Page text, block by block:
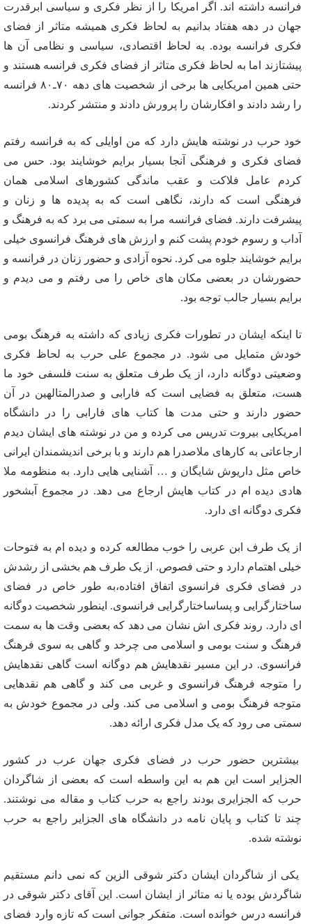
فرانسه داشته اند. اگر امریکا را از نظر فکری و سیاسی ابرقدرت
جهان در دهه هفتاد بدانیم به لحاظ فکری همیشه متاثر از فضای
فکری فرانسه بوده. به لحاظ اقتصادی، سیاسی و نظامی آن ها
پیشتازند اما به لحاظ فکری متاثر از فضای فکری فرانسه هستند و
حتی همین امریکایی ها برخی از شخصیت های دهه ۷۰ـ۸۰ فرانسه
را رشد دادند و افکارشان را پرورش دادند و منتشر کردند.
خود حرب در نوشته هایش دارد که من اوایلی که به فرانسه رفتم
فضای فکری و فرهنگی آنجا بسیار برایم خوشایند بود. حس می
کردم عامل فلاکت و عقب ماندگی کشورهای اسلامی همان
فرهنگی است که دارند، نگاهی است که به پدیده ها و زنان و
پیشرفت دارند. فضای فرانسه مرا به سمتی می برد که به فرهنگ و
آداب و رسوم خودم پشت کنم و ارزش های فرهنگ فرانسوی خیلی
برایم خوشایند جلوه می کرد. نحوه آزادی و حضور زنان در فرانسه و
حضورشان در بعضی مکان های خاص را می رفتم و می دیدم و
برایم بسیار جالب توجه بود.
تا اینکه ایشان در تطورات فکری زیادی که داشته به فرهنگ بومی
خودش متمایل می شود. در مجموع علی حرب به لحاظ فکری
وضعیتی دوگانه دارد، از یک طرف متعلق به سنت فلسفی خود ما
هست، متعلق به فضایی است که فارابی و صدرالمتالهین در آن
حضور دارند و حتی مدت ها کتاب های فارابی را در دانشگاه
امریکایی بیروت تدریس می کرده و من در نوشته های ایشان دیدم
ارجاعاتی به کارهای ملاصدرا هم دارند و با برخی اندیشمندان ایرانی
خاص مثل داریوش شایگان و … آشنایی هایی دارد. به منظومه ملا
هادی دیده ام در کتاب هایش ارجاع می دهد. در مجموع آبشخور
فکری دوگانه ای دارد.
از یک طرف ابن عربی را خوب مطالعه کرده و دیده ام به فتوحات
خیلی اهتمام دارد و حتی فصوص. از یک طرف هم بخشی از رشدش
در فضای فکری فرانسوی اتفاق افتاده،به طور خاص در فضای
ساختارگرایی و پساساختارگرایی فرانسوی. اینطور شخصیت دوگانه
ای دارد. روند فکری اش نشان می دهد که بعضی وقت ها به سمت
فرهنگ و سنت بومی و اسلامی می چرخد و گاهی به سوی فرهنگ
فرانسوی. در این مسیر نقدهایش هم دوگانه است گاهی نقدهایش
را متوجه فرهنگ فرانسوی و غربی می کند و گاهی هم نقدهایی
متوجه فرهنگ بومی و اسلامی می کند. ولی در مجموع خودش به
سمتی می رود که یک مدل فکری ارائه دهد.
بیشترین حضور حرب در فضای فکری جهان عرب در کشور
الجزایر است این هم به این واسطه است که بعضی از شاگردان
حرب که الجزایری بودند راجع به حرب کتاب و مقاله می نوشتند.
چند تا کتاب و پایان نامه در دانشگاه های الجزایر راجع به حرب
نوشته شده.
یکی از شاگردان ایشان دکتر شوقی الزین که نمی دانم مستقیم
شاگردش بوده یا نه متاثر از ایشان است. این آقای دکتر شوقی در
فرانسه درس خوانده است. متفکر جوانی است که تازه وارد فضای